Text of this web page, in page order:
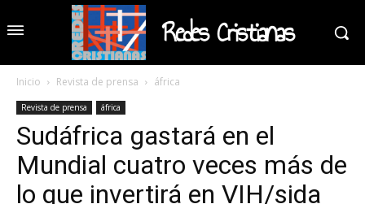
Redes Cristianas
Inicio Revista de prensa áfrica
Revista de prensa áfrica
Sudáfrica gastará en el
Mundial cuatro veces más de
lo que invertirá en VIH/sida